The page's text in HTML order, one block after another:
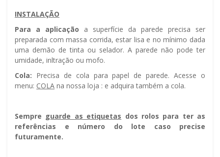
INSTALAÇÃO
Para a aplicação a superfície da parede precisa ser
preparada com massa corrida, estar lisa e no mínimo dada
uma demão de tinta ou selador. A parede não pode ter
umidade, infiltração ou mofo.
Cola: Precisa de cola para papel de parede. Acesse o
menu: COLA na nossa loja : e adquira também a cola.
Sempre guarde as etiquetas dos rolos para ter as
referências e número do lote caso precise
futuramente.